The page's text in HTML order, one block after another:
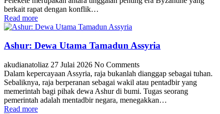
berkait rapat dengan konflik…
Read more
Ashur: Dewa Utama Tamadun Assyria
akudianatoliaz 27 Julai 2026 No Comments
Dalam kepercayaan Assyria, raja bukanlah dianggap sebagai tuhan.
Sebaliknya, raja berperanan sebagai wakil atau pentadbir yang
memerintah bagi pihak dewa Ashur di bumi. Tugas seorang
pemerintah adalah mentadbir negara, menegakkan…
Read more